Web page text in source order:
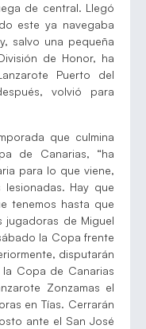
de central. Llegó
este ya navegaba
salvo una pequeña
de Honor, ha
Puerto del
volvió para
que culmina
de Canarias, “ha
para lo que viene,
Hay que
tenemos hasta que
jugadoras de Miguel
la Copa frente
disputarán
Copa de Canarias
Zonzamas el
en Tías. Cerrarán
ante el San José